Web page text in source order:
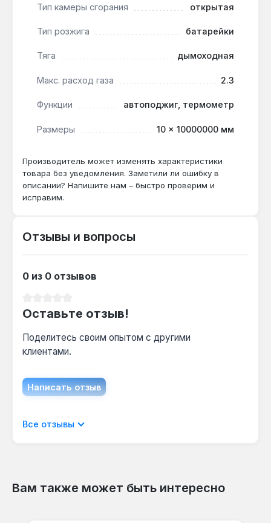
Подходит ли для дома без дымохода?
Нет — модель с открытой камерой сгорания
диаметром 110 мм, иначе продукты сгорания
Как часто менять батарейки?
батареек хватает на 6-12 месяцев — замена
простая, без вызова мастера.
Тип камеры сгорания открытая
Тип розжига батарейки
Тяга дымоходная
Макс. расход газа 2.3
Функции автоподжиг, термометр
Размеры 10 × 10000000 мм
Производитель может изменять характеристики
товара без уведомления. Заметили ли ошибку в
описании? Напишите нам – быстро проверим и
исправим.
Отзывы и вопросы
0 из 0 отзывов
Оставьте отзыв!
Поделитесь своим опытом с другими
клиентами.
Написать отзыв
Отображать отзывы только на текущем
Все отзывы
Вам также может быть интересно